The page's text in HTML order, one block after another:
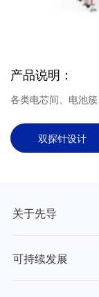
产品说明：
各类电芯间、电池
双探针设计
关于先导
可持续发展